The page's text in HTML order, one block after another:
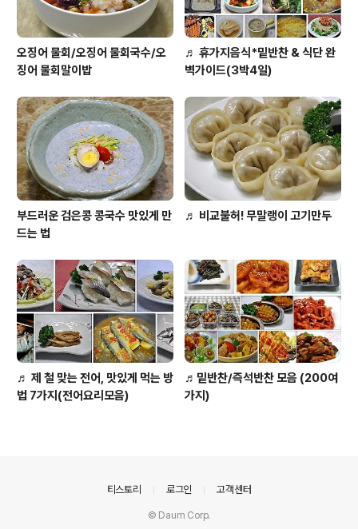
오징어 물회/오징어 물회국수/오
징어 물회말이밥
♬ 휴가지음식*밑반찬 & 식단 완
벽가이드(3박4일)
부드러운 검은콩 콩국수 맛있게 만
드는 법
♬ 비교불허! 무말랭이 고기만두
♬ 제 철 맞는 전어, 맛있게 먹는 방
법 7가지(전어요리모음)
♬밑반찬/즉석반찬 모음 (200여
가지)
티스토리 로그인 고객센터
© Daum Corp.